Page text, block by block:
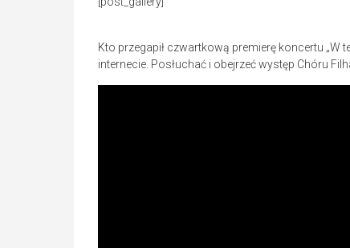
Kto przegapił czwartkową premierę koncertu „W
internecie. Posłuchać i obejrzeć występ Chóru